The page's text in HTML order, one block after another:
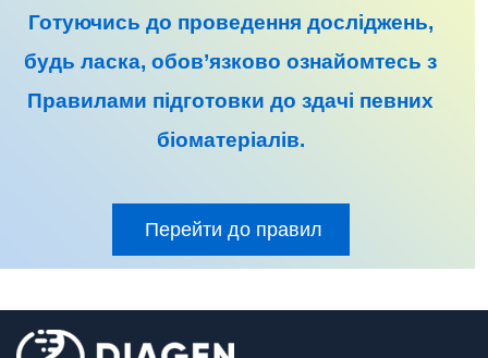
Готуючись до проведення досліджень,
будь ласка, обов’язково ознайомтесь з
Правилами підготовки до здачі певних
біоматеріалів.
Перейти до правил